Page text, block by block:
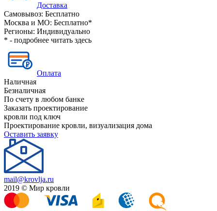
Доставка
Самовывоз: Бесплатно
Москва и МО: Бесплатно*
Регионы: Индивидуально
* - подробнее читать здесь
Оплата
Наличная
Безналичная
По счету в любом банке
Заказать проектирование
кровли под ключ
Проектирование кровли, визуализация дома
Оставить заявку
mail@krovlja.ru
2019 © Мир кровли